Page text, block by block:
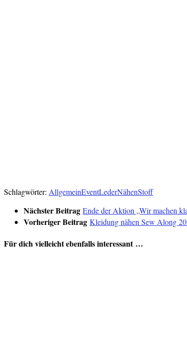
Schlagwörter: AllgemeinEventLederNähenStoff
Nächster Beitrag Ende der Aktion „Wir machen
Vorheriger Beitrag Kleidung nähen Sew Along
Für dich vielleicht ebenfalls interessant …